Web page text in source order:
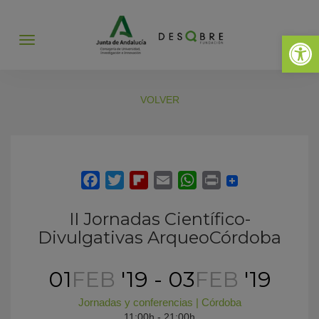
Abrir
Abrir
VOLVER
II Jornadas Científico-
Divulgativas ArqueoCórdoba
01FEB '19 - 03FEB '19
Jornadas y conferencias | Córdoba